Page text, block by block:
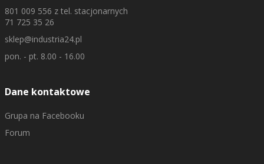
801 009 556 z tel. stacjonarnych
71 725 35 26
sklep@industria24.pl
pon. - pt. 8.00 - 16.00
Dane kontaktowe
Grupa na Facebooku
Forum